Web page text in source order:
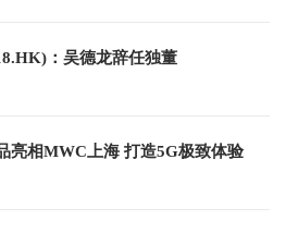
：吴德龙辞任独董
赛特斯多样化室内覆盖产品亮相MWC上海 打造5G极致体验